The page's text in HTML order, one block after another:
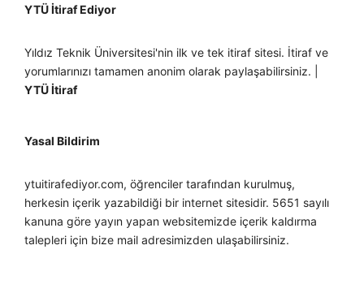
YTÜ İtiraf Ediyor
Yıldız Teknik Üniversitesi'nin ilk ve tek itiraf sitesi. İtiraf ve
yorumlarınızı tamamen anonim olarak paylaşabilirsiniz. |
YTÜ İtiraf
Yasal Bildirim
ytuitirafediyor.com, öğrenciler tarafından kurulmuş,
herkesin içerik yazabildiği bir internet sitesidir. 5651 sayılı
kanuna göre yayın yapan websitemizde içerik kaldırma
talepleri için bize mail adresimizden ulaşabilirsiniz.